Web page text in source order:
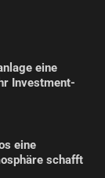
eine
Investment-
eine
schafft